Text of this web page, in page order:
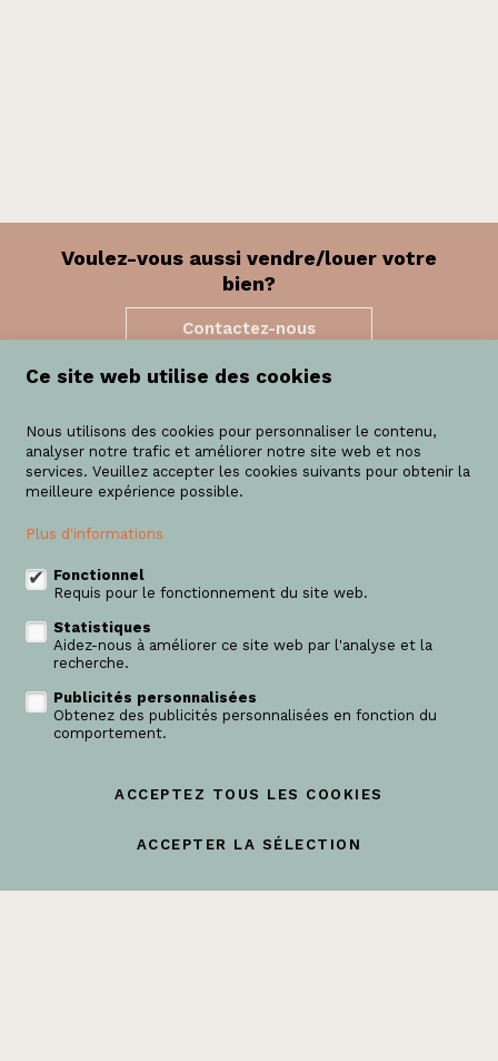
Voulez-vous aussi vendre/louer votre
bien?
Contactez-nous
Domus Vastgoed
Brusselsesteenweg 59/1
1860 Meise
Suivez-nous sur:
Modifier mes préférences cookies
Ce site web utilise des cookies
Nous utilisons des cookies pour personnaliser le contenu,
analyser notre trafic et améliorer notre site web et nos
services. Veuillez accepter les cookies suivants pour obtenir la
meilleure expérience possible.
Plus d'informations
Fonctionnel
Requis pour le fonctionnement du site web.
Statistiques
Aidez-nous à améliorer ce site web par l'analyse et la
recherche.
Publicités personnalisées
Obtenez des publicités personnalisées en fonction du
comportement.
ACCEPTEZ TOUS LES COOKIES
ACCEPTER LA SÉLECTION